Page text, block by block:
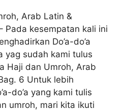
Arab Latin &
Pada kesempatan kali ini
Do’a-do’a
yag sudah kami tulus
Haji dan Umroh, Arab
6 Untuk lebih
do’a yang kami tulis
umroh, mari kita ikuti